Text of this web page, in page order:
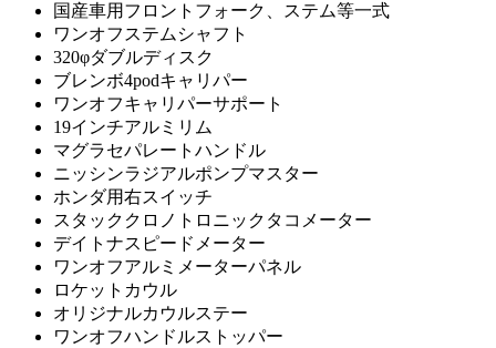
国産車用フロントフォーク、ステム等一式
ワンオフステムシャフト
320φダブルディスク
ブレンボ4podキャリパー
ワンオフキャリパーサポート
19インチアルミリム
マグラセパレートハンドル
ニッシンラジアルポンプマスター
ホンダ用右スイッチ
スタッククロノトロニックタコメーター
デイトナスピードメーター
ワンオフアルミメーターパネル
ロケットカウル
オリジナルカウルステー
ワンオフハンドルストッパー